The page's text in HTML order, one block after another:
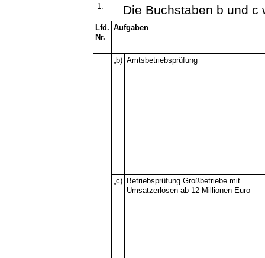
1. Die Buchstaben b und c
Lfd.
Nr.
Aufgaben
„b) Amtsbetriebsprüfung
„c) Betriebsprüfung Großbetriebe mit
Umsatzerlösen ab 12 Millionen Euro